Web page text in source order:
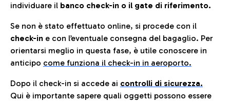
individuare il banco check-in o il gate di riferimento.
Se non è stato effettuato online, si procede con il
check-in e con l’eventuale consegna del bagaglio. Per
orientarsi meglio in questa fase, è utile conoscere in
anticipo come funziona il check-in in aeroporto.
Dopo il check-in si accede ai controlli di sicurezza.
Qui è importante sapere quali oggetti possono essere